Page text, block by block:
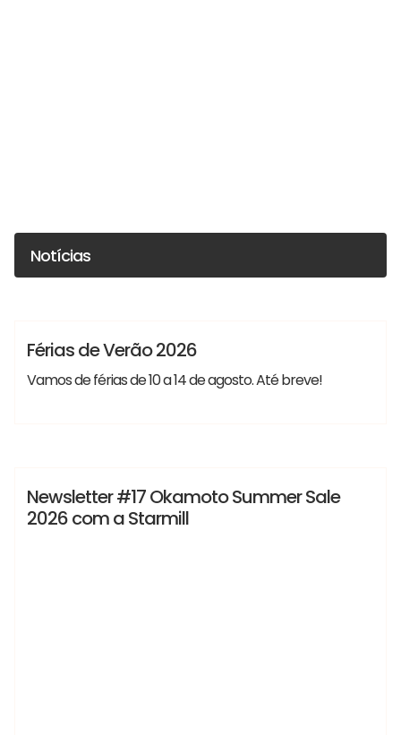
Notícias
Lançamentos Notícias
Férias de Verão 2026
Vamos de férias de 10 a 14 de agosto. Até breve!
Lançamentos Notícias
Newsletter #17 Okamoto Summer Sale
2026 com a Starmill